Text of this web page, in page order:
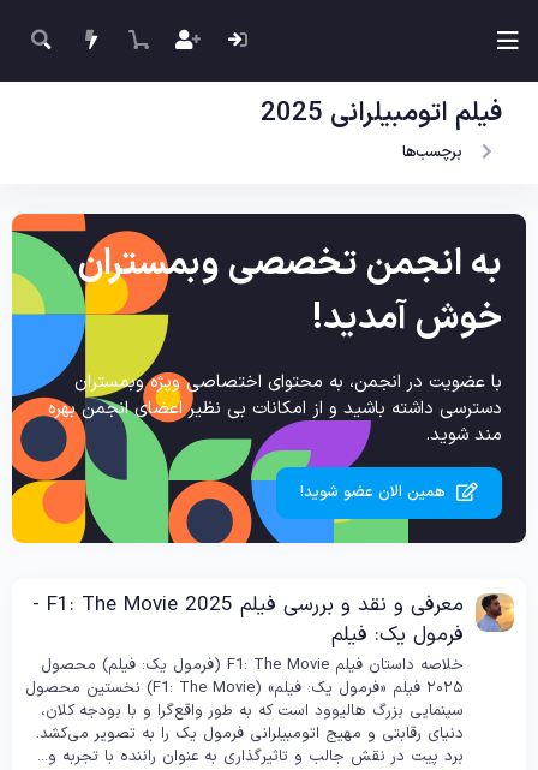
فیلم اتومبیلرانی 2025
برچسب‌ها
به انجمن تخصصی وبمستران
خوش آمدید!
با عضویت در انجمن، به محتوای اختصاصی ویژه وبمستران
دسترسی داشته باشید و از امکانات بی نظیر اعضای انجمن بهره
مند شوید.
همین الان عضو شوید!
معرفی و نقد و بررسی فیلم F1: The Movie 2025 -
فرمول یک: فیلم
خلاصه داستان فیلم F1: The Movie (فرمول یک: فیلم) محصول
۲۰۲۵ فیلم «فرمول یک: فیلم» (F1: The Movie) نخستین محصول
سینمایی بزرگ هالیوود است که به طور واقع‌گرا و با بودجه کلان،
دنیای رقابتی و مهیج اتومبیلرانی فرمول یک را به تصویر می‌کشد.
برد پیت در نقش جالب و تاثیرگذاری به عنوان راننده با تجربه و...